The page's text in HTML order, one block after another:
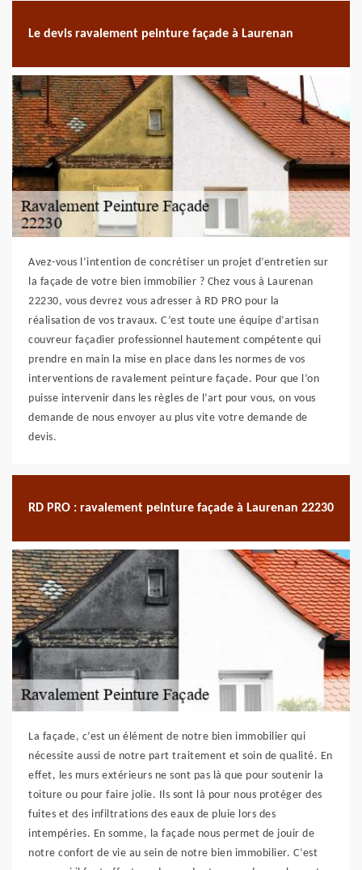
Le devis ravalement peinture façade à Laurenan
Avez-vous l’intention de concrétiser un projet d’entretien sur
la façade de votre bien immobilier ? Chez vous à Laurenan
22230, vous devrez vous adresser à RD PRO pour la
réalisation de vos travaux. C’est toute une équipe d’artisan
couvreur façadier professionnel hautement compétente qui
prendre en main la mise en place dans les normes de vos
interventions de ravalement peinture façade. Pour que l’on
puisse intervenir dans les règles de l’art pour vous, on vous
demande de nous envoyer au plus vite votre demande de
devis.
RD PRO : ravalement peinture façade à Laurenan 22230
La façade, c’est un élément de notre bien immobilier qui
nécessite aussi de notre part traitement et soin de qualité. En
effet, les murs extérieurs ne sont pas là que pour soutenir la
toiture ou pour faire jolie. Ils sont là pour nous protéger des
fuites et des infiltrations des eaux de pluie lors des
intempéries. En somme, la façade nous permet de jouir de
notre confort de vie au sein de notre bien immobilier. C’est